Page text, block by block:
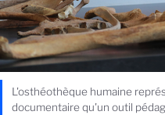
L'osthéothèque humaine
documentaire qu'un outil